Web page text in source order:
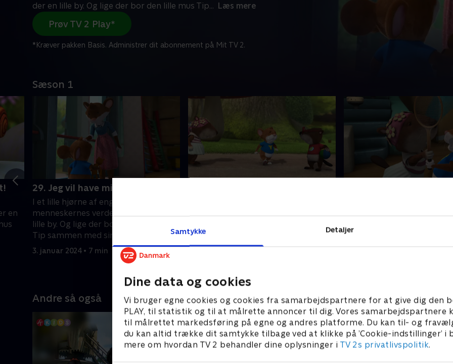
Samtykke Detaljer
Dine data og cookies
Vi bruger egne cookies og cookies fra samarbejdspartnere for at give dig den
PLAY, til statistik og til at målrette annoncer til dig. Vores samarbejdspartnere
til målrettet markedsføring på egne og andres platforme. Du kan til- og
du kan altid trække dit samtykke tilbage ved at klikke på ’Cookie-indstillinger’ i
mere om hvordan TV 2 behandler dine oplysninger i TV 2s privatlivspolitik.
der en lille by. Og lige der bor den lille mus Tip... Læs mere
Prøv TV 2 Play*
*Kræver pakken Basis. Administrer dit abonnement på Mit TV 2.
Sæson 1
en
29. Jeg vil have min mor!
I et lille hjørne af engen, tæt på
menneskernes verden, findes der en
lille by. Og lige der bor den lille mus
Tip sammen med sin familie.
3. januar 2024 • 7 min
lille by. Og lige der bor den lille mus
Tip sammen med sin familie.
Tip sammen med sin familie.
Andre så også